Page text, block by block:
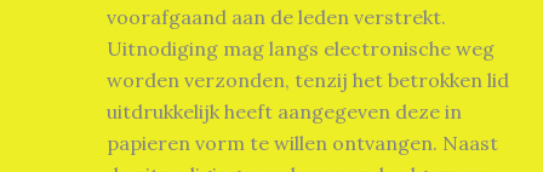
voorafgaand aan de leden verstrekt.
Uitnodiging mag langs electronische weg
worden verzonden, tenzij het betrokken lid
uitdrukkelijk heeft aangegeven deze in
papieren vorm te willen ontvangen. Naast